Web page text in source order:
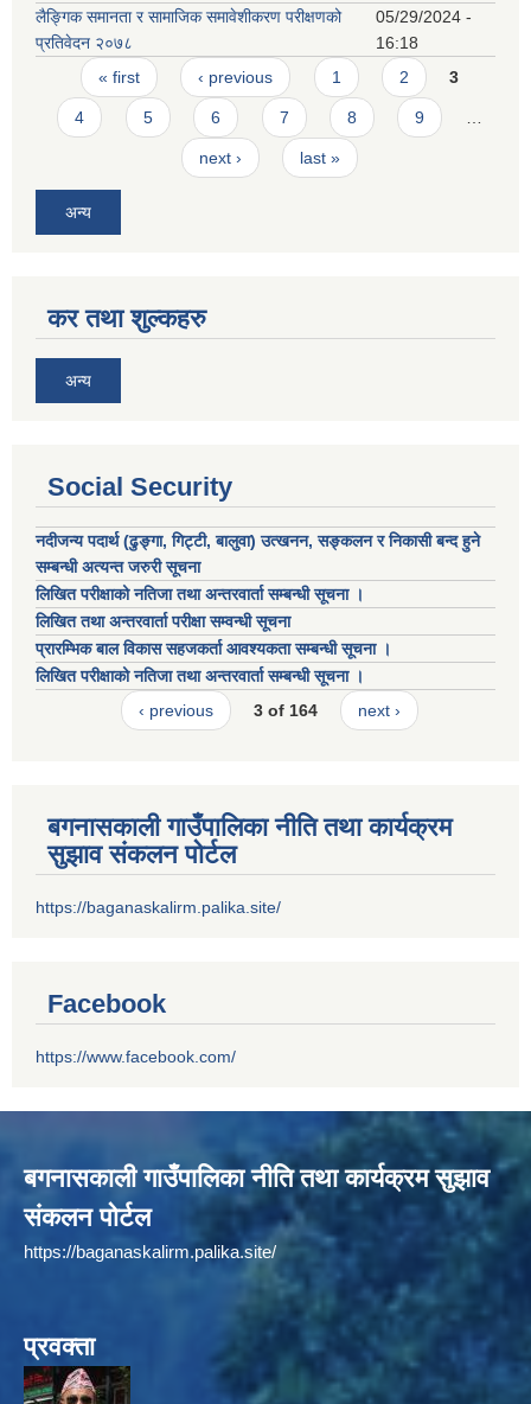
लैङ्गिक समानता र सामाजिक समावेशीकरण परीक्षणको
प्रतिवेदन २०७८
05/29/2024 -
16:18
Pages
« first ‹ previous 1 2 3
4 5 6 7 8 9
next › last »
अन्य
कर तथा शुल्कहरु
अन्य
Social Security
नदीजन्य पदार्थ (ढुङ्गा, गिट्टी, बालुवा) उत्खनन, सङ्कलन र निकासी बन्द हुने
सम्बन्धी अत्यन्त जरुरी सूचना
लिखित परीक्षाको नतिजा तथा अन्तरवार्ता सम्बन्धी सूचना ।
लिखित तथा अन्तरवार्ता परीक्षा सम्वन्धी सूचना
प्रारम्भिक बाल विकास सहजकर्ता आवश्यकता सम्बन्धी सूचना ।
लिखित परीक्षाको नतिजा तथा अन्तरवार्ता सम्बन्धी सूचना ।
‹ previous
3 of 164 next ›
बगनासकाली गाउँपालिका नीति तथा कार्यक्रम
सुझाव संकलन पोर्टल
https://baganaskalirm.palika.site/
Facebook
https://www.facebook.com/
बगनासकाली गाउँपालिका नीति तथा कार्यक्रम सुझाव
संकलन पोर्टल
https://baganaskalirm.palika.site/
प्रवक्ता